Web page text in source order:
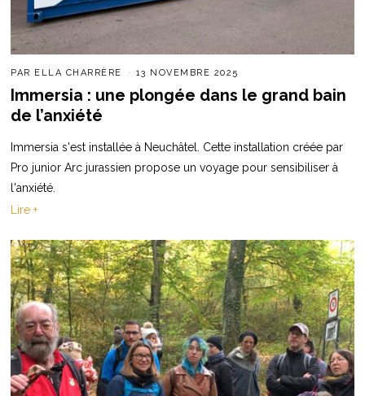
PAR ELLA CHARRÈRE 13 NOVEMBRE 2025
Immersia : une plongée dans le grand bain
de l’anxiété
Immersia s'est installée à Neuchâtel. Cette installation créée par
Pro junior Arc jurassien propose un voyage pour sensibiliser à
l'anxiété.
Lire +